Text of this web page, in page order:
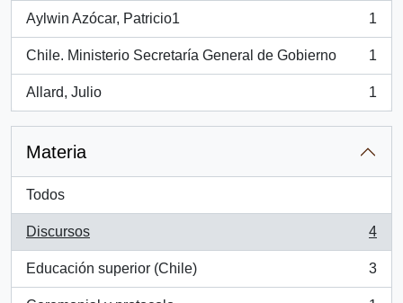
Aylwin Azócar, Patricio1
, 1 resultados
1
Chile. Ministerio Secretaría General de Gobierno
, 1 resultados
1
Allard, Julio
, 1 resultados
1
Materia
Todos
Discursos
, 4 resultados
4
Educación superior (Chile)
, 3 resultados
3